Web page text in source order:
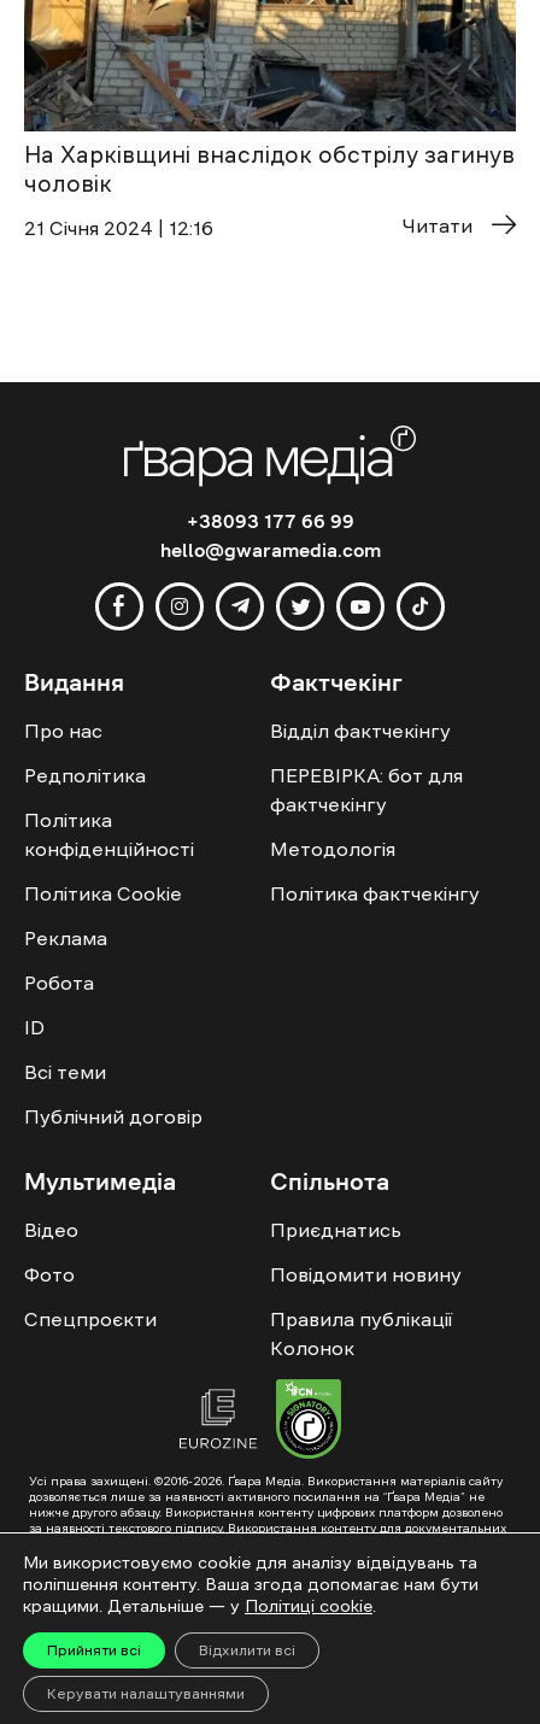
На Харківщині внаслідок обстрілу загинув
чоловік
21 Січня 2024 | 12:16 Читати
+38093 177 66 99
hello@gwaramedia.com
Видання
Про нас
Редполітика
Політика
конфіденційності
Політика Cookie
Реклама
Робота
ID
Всі теми
Публічний договір
Фактчекінг
Відділ фактчекінгу
ПЕРЕВІРКА: бот для
фактчекінгу
Методологія
Політика фактчекінгу
Мультимедіа
Відео
Фото
Спецпроєкти
Спільнота
Приєднатись
Повідомити новину
Правила публікації
Колонок
Усі права захищені. ©2016-2026. Ґвара Медіа. Використання матеріалів сайту
дозволяється лише за наявності активного посилання на “Ґвара Медіа” не
нижче другого абзацу. Використання контенту цифрових платформ дозволено
за наявності текстового підпису. Використання контенту для документальних
схвалення від редакції.
Суб’єкт у сфері онлайн-медіа; ідентифікатор медіа – R40-01353. Поштова
адреса: ГО «Ґвара Медіа», 61057, Харків, вул. Гоголя, 14, абонентська скринька
№7400
Підкинь нам тему на пошту – hello@gwaramedia.com
Модернізація сайту:
Ми використовуємо cookie для аналізу відвідувань та
поліпшення контенту. Ваша згода допомагає нам бути
кращими. Детальніше — у Політиці cookie
Прийняти всі Відхилити всі
Керувати налаштуваннями